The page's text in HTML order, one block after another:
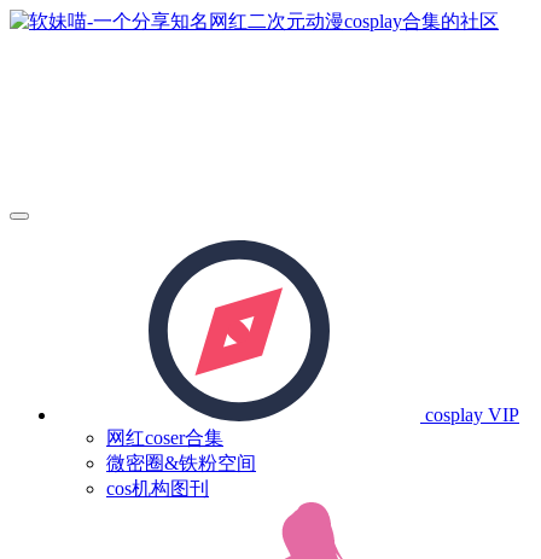
cosplay VIP
网红coser合集
微密圈&铁粉空间
cos机构图刊